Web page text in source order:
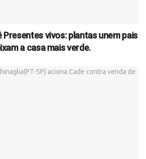
Presentes vivos: plantas unem pais
a casa mais verde.